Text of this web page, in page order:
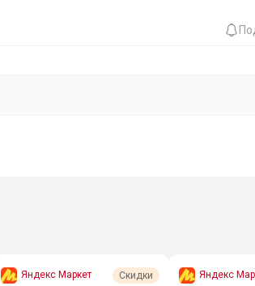
Яндекс Маркет Скидки Яндекс